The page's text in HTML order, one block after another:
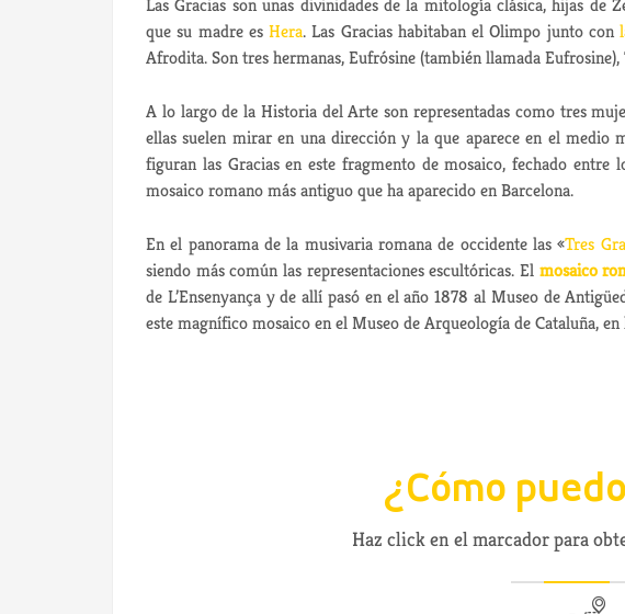
Las Gracias son unas divinidades de la mitología clásica, hijas de
que su madre es Hera. Las Gracias habitaban el Olimpo junto con
Afrodita. Son tres hermanas, Eufrósine (también llamada
A lo largo de la Historia del Arte son representadas como tres
ellas suelen mirar en una dirección y la que aparece en el medio
figuran las Gracias en este fragmento de mosaico, fechado
mosaico romano más antiguo que ha aparecido en Barcelona.
En el panorama de la musivaria romana de occidente las «Tres
siendo más común las representaciones escultóricas. El mosaico
de L’Ensenyança y de allí pasó en el año 1878 al Museo de
este magnífico mosaico en el Museo de Arqueología de Cataluña,
¿Cómo
Haz click en el marcador para